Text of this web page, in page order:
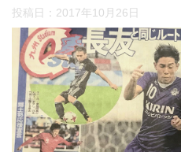
投稿日： 2017年10月26日